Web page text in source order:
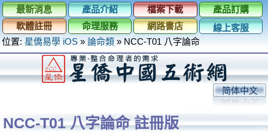
最新消息 產品介紹 檔案下載
產品訂購
軟體註冊
命理服務 網路書店
線上客服
位置: 星僑易學 iOS » 論命類 » NCC-T01 八字論命
简体中文
NCC-T01 八字論命 註冊版